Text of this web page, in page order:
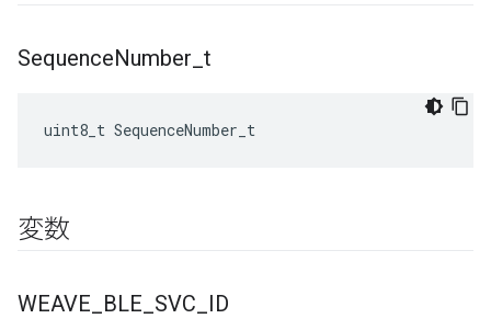
SequenceNumber t
uint8_t SequenceNumber_t
変数
WEAVE BLE SVC ID